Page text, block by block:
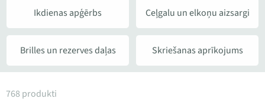
Ikdienas apģērbs Ceļgalu un elkoņu aizsargi
Brilles un rezerves daļas Skriešanas aprīkojums
Produkti kategorijā Velo apģērbs
768 produkti